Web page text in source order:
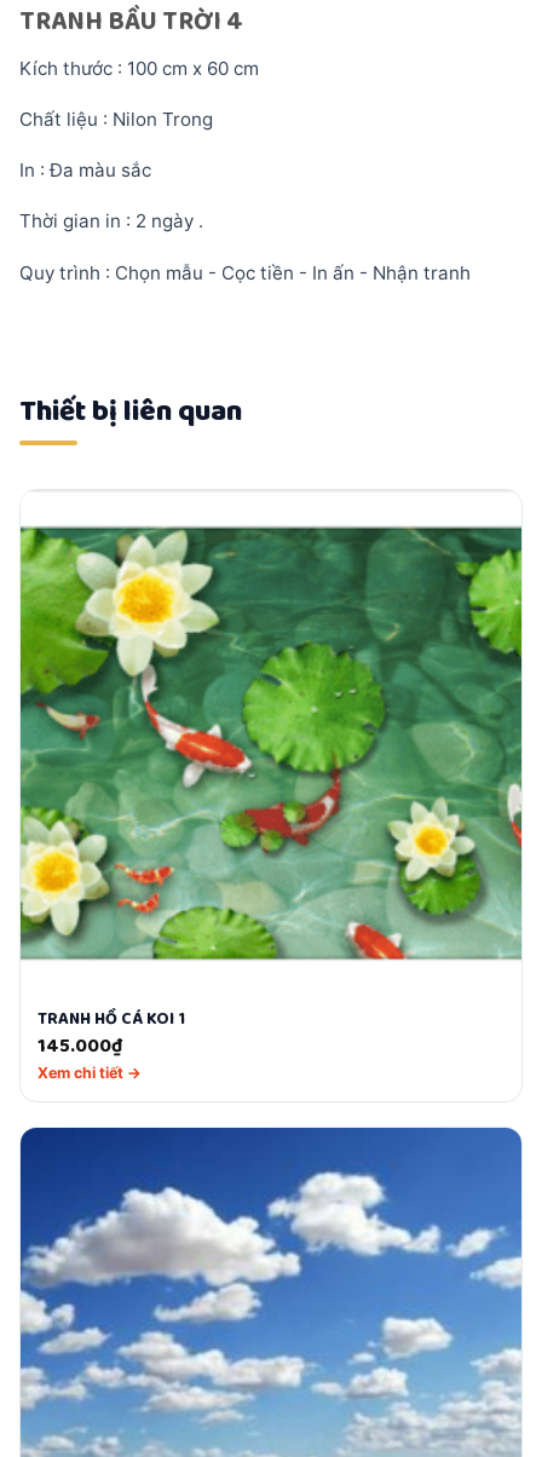
TRANH BẦU TRỜI 4
Kích thước : 100 cm x 60 cm
Chất liệu : Nilon Trong
In : Đa màu sắc
Thời gian in : 2 ngày .
Quy trình : Chọn mẫu - Cọc tiền - In ấn - Nhận tranh
Thiết bị liên quan
TRANH HỒ CÁ KOI 1
145.000₫
Xem chi tiết →